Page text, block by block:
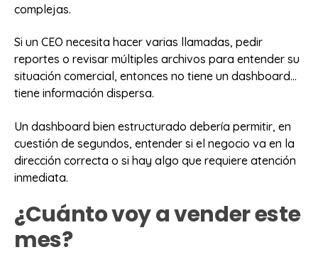
complejas.
Si un CEO necesita hacer varias llamadas, pedir
reportes o revisar múltiples archivos para entender su
situación comercial, entonces no tiene un dashboard…
tiene información dispersa.
Un dashboard bien estructurado debería permitir, en
cuestión de segundos, entender si el negocio va en la
dirección correcta o si hay algo que requiere atención
inmediata.
¿Cuánto voy a vender este
mes?